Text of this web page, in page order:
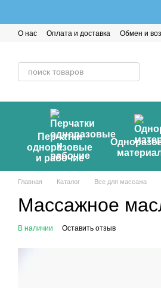
О нас Оплата и доставка Обмен и
Перчатки
одноразовые
и рабочие
Главная Каталог Все для массажа
Массажное
В наличии Оставить отзыв